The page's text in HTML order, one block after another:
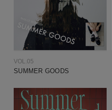
VOL.05
SUMMER GOODS